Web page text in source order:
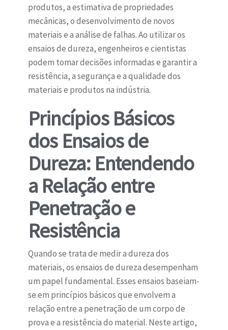
produtos, a estimativa de propriedades
mecânicas, o desenvolvimento de novos
materiais e a análise de falhas. Ao utilizar os
ensaios de dureza, engenheiros e cientistas
podem tomar decisões informadas e garantir a
resistência, a segurança e a qualidade dos
materiais e produtos na indústria.
Princípios Básicos
dos Ensaios de
Dureza: Entendendo
a Relação entre
Penetração e
Resistência
Quando se trata de medir a dureza dos
materiais, os ensaios de dureza desempenham
um papel fundamental. Esses ensaios baseiam-
se em princípios básicos que envolvem a
relação entre a penetração de um corpo de
prova e a resistência do material. Neste artigo,